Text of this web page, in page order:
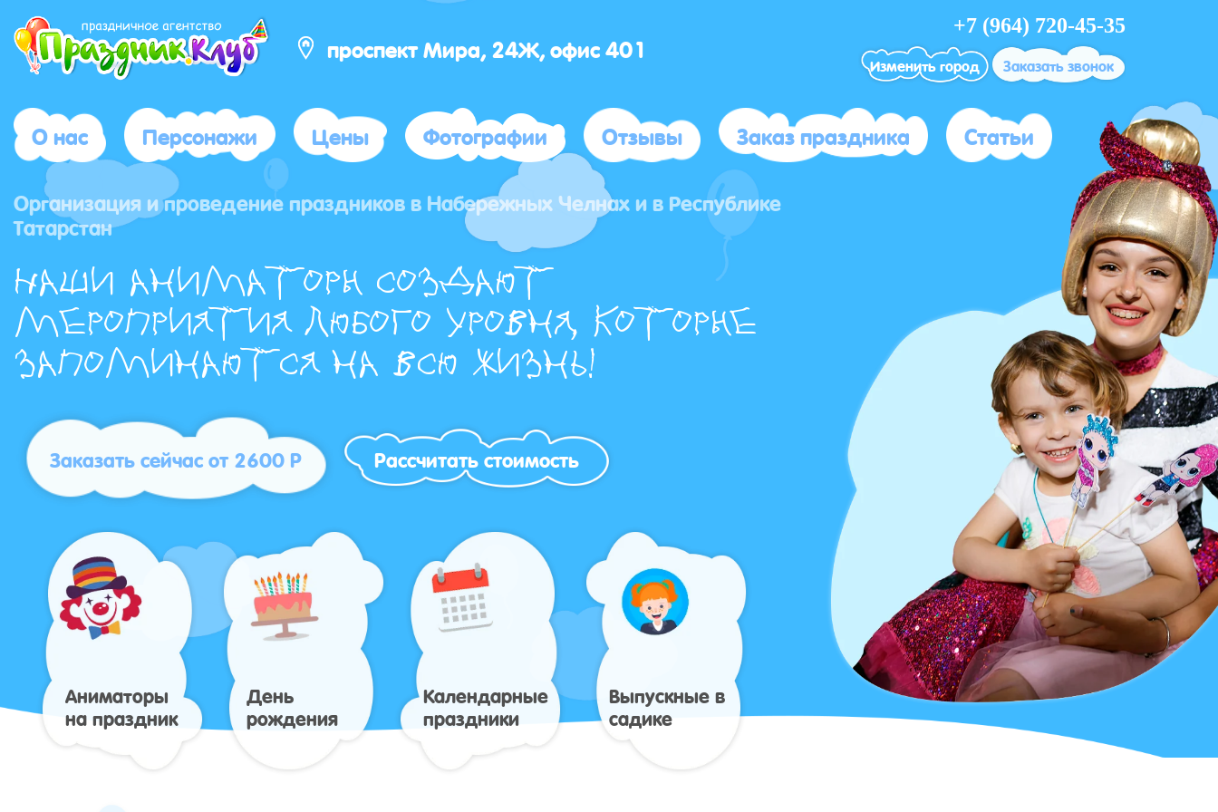
проспект Мира, 24Ж, офис 401 +7 (964) 720-45-35
Изменить город Заказать звонок
О нас Персонажи Цены Фотографии Отзывы Заказ праздника Статьи
Организация и проведение праздников в Набережных Челнах и в Республике
Татарстан
Наши аниматоры создают
мероприятия любого уровня, которые
запоминаются на всю жизнь!
Заказать сейчас от 2600 Р Рассчитать стоимость
Аниматоры
на праздник
День
рождения
Календарные
праздники
Выпускные в
садике